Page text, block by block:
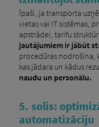
Īpaši, ja transporta
vietas vai IT sistēmas,
apstrādei, tarifu
jautājumiem ir jābūt
procedūras nodrošina,
kas jādara un kādus
naudu un personālu.
5. solis:
automatizāciju